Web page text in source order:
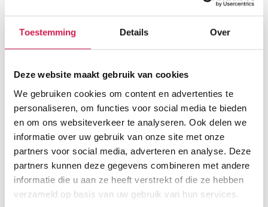
Toestemming Details Over
Deze website maakt gebruik van cookies
We gebruiken cookies om content en advertenties te
personaliseren, om functies voor social media te bieden
en om ons websiteverkeer te analyseren. Ook delen we
informatie over uw gebruik van onze site met onze
partners voor social media, adverteren en analyse. Deze
partners kunnen deze gegevens combineren met andere
informatie die u aan ze heeft verstrekt of die ze hebben
verzameld op basis van uw gebruik van hun services.